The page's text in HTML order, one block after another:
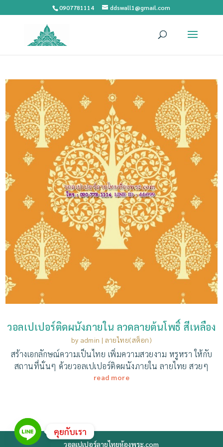
0907781114 ddswall1@gmail.com
วอลเปเปอร์ติดผนังภายใน ลวดลายต้นโพธิ์ สีเหลือง
by admin |ลายไทย(สต็อก)
สร้างเอกลักษณ์ความเป็นไทย เพิ่มความสวยงาม หรูหรา ให้กับ
สถานที่นั่นๆ ด้วยวอลเปเปอร์ติดผนังภายใน ลายไทย สวยๆ
read more
วอลเปเปอร์ลายไทยห้องพระ.com
คุยกับเรา